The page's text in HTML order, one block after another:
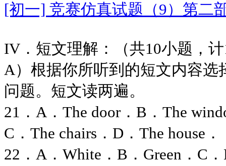
[初一] 竞赛仿真试题（9）第二
IV．短文理解：（共10小题，
A）根据你所听到的短文内容选
问题。短文读两遍。
21．A．The door．B．The
C．The chairs．D．The house．
22．A．White．B．Green．C